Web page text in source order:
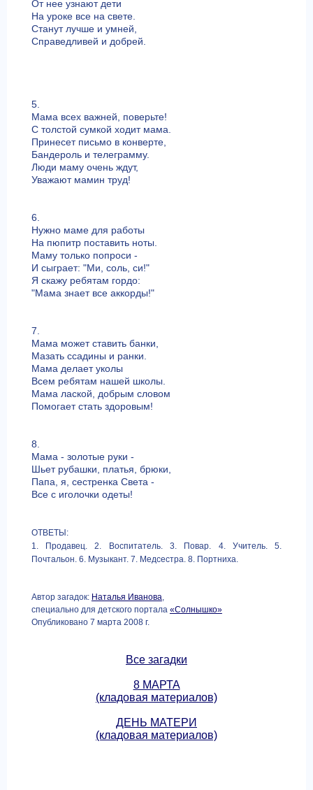
От нее узнают дети
На уроке все на свете.
Станут лучше и умней,
Справедливей и добрей.
5.
Мама всех важней, поверьте!
С толстой сумкой ходит мама.
Принесет письмо в конверте,
Бандероль и телеграмму.
Люди маму очень ждут,
Уважают мамин труд!
6.
Нужно маме для работы
На пюпитр поставить ноты.
Маму только попроси -
И сыграет: "Ми, соль, си!"
Я скажу ребятам гордо:
"Мама знает все аккорды!"
7.
Мама может ставить банки,
Мазать ссадины и ранки.
Мама делает уколы
Всем ребятам нашей школы.
Мама лаской, добрым словом
Помогает стать здоровым!
8.
Мама - золотые руки -
Шьет рубашки, платья, брюки,
Папа, я, сестренка Света -
Все с иголочки одеты!
ОТВЕТЫ:
1. Продавец. 2. Воспитатель. 3. Повар. 4. Учитель. 5.
Почтальон. 6. Музыкант. 7. Медсестра. 8. Портниха.
Автор загадок: Наталья Иванова,
специально для детского портала «Солнышко»
Опубликовано 7 марта 2008 г.
Все загадки
8 МАРТА
(кладовая материалов)
ДЕНЬ МАТЕРИ
(кладовая материалов)